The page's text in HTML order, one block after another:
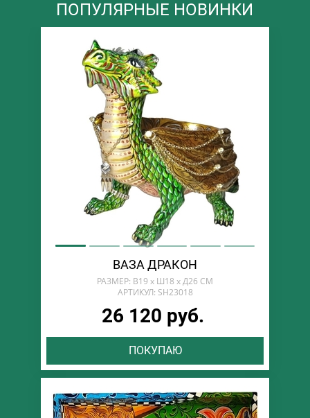
ПОПУЛЯРНЫЕ НОВИНКИ
ВАЗА ДРАКОН
РАЗМЕР: В19 х Ш18 х Д26 СМ
АРТИКУЛ: SH23018
26 120 руб.
ПОКУПАЮ